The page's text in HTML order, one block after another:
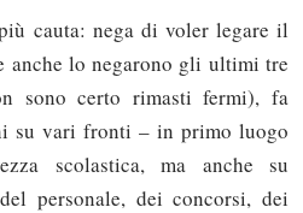
cauta: nega di voler legare il
anche lo negarono gli ultimi tre
sono certo rimasti fermi), fa
su vari fronti – in primo luogo
scolastica, ma anche su
personale, dei concorsi, dei